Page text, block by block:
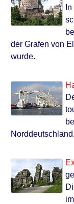
der Grafen von
wurde.
Norddeutschland.